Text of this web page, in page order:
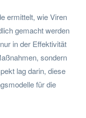
ermittelt, wie Viren
gemacht werden
in der Effektivität
sondern
lag darin, diese
für die